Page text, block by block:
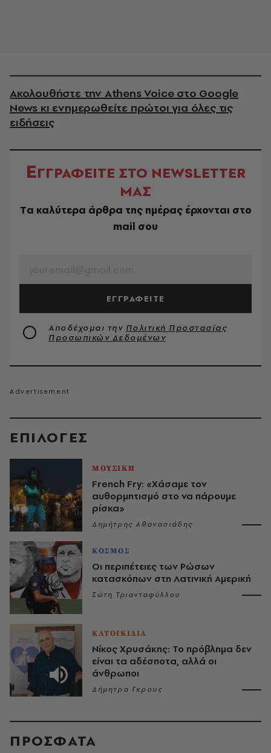
EΠΙΛΟΓΈΣ
ΜΟΥΣΙΚΗ
French Fry: «Χάσαμε τον
αυθορμητισμό στο να πάρουμε
ρίσκα»
Δημήτρης Αθανασιάδης
ΚΟΣΜΟΣ
Οι περιπέτειες των Ρώσων
κατασκόπων στη Λατινική Αμερική
Σώτη Τριανταφύλλου
ΚΑΤΟΙΚΙΔΙΑ
Νίκος Χρυσάκης: Το πρόβλημα δεν
είναι τα αδέσποτα, αλλά οι
άνθρωποι
Δήμητρα Γκρους
Ακολουθήστε την Athens Voice στο Google
News κι ενημερωθείτε πρώτοι για όλες τις
ειδήσεις
ΕΓΓΡΑΦΕΙΤΕ ΣΤΟ NEWSLETTER
ΜΑΣ
Tα καλύτερα άρθρα της ημέρας έρχονται στο
mail σου
ΕΓΓΡΑΦΕΙΤΕ
Αποδέχομαι την Πολιτική Προστασίας
Προσωπικών Δεδομένων
ΠΡΟΣΦΑΤΑ